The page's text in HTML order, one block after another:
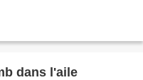
dans l'aile